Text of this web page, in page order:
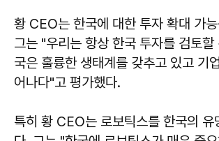
황 CEO는 한국에 대한 투자 확대 가
그는 "우리는 항상 한국 투자를 검토
국은 훌륭한 생태계를 갖추고 있고 기
어나다"고 평가했다.
특히 황 CEO는 로보틱스를 한국의 유